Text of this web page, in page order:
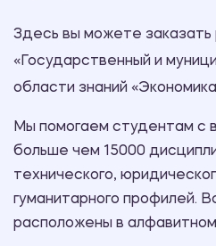
Здесь вы можете заказать
«Государственный и
области знаний
Мы помогаем студентам с
больше чем 15000
технического,
гуманитарного профилей.
расположены в